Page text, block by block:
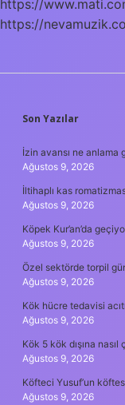
https://
https://
Son Yazılar
İzin avansı ne anlama
Ağustos 9, 2026
İltihaplı kas
Ağustos 9, 2026
Köpek Kur’an’da
Ağustos 9, 2026
Özel sektörde torpil
Ağustos 9, 2026
Kök hücre tedavisi
Ağustos 9, 2026
Kök 5 kök dışına nasıl
Ağustos 9, 2026
Köfteci Yusuf’un
Ağustos 9, 2026